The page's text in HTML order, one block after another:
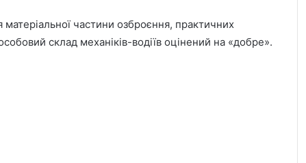
матеріальної частини озброєння, практичних
склад механіків-водіїв оцінений на «добре».